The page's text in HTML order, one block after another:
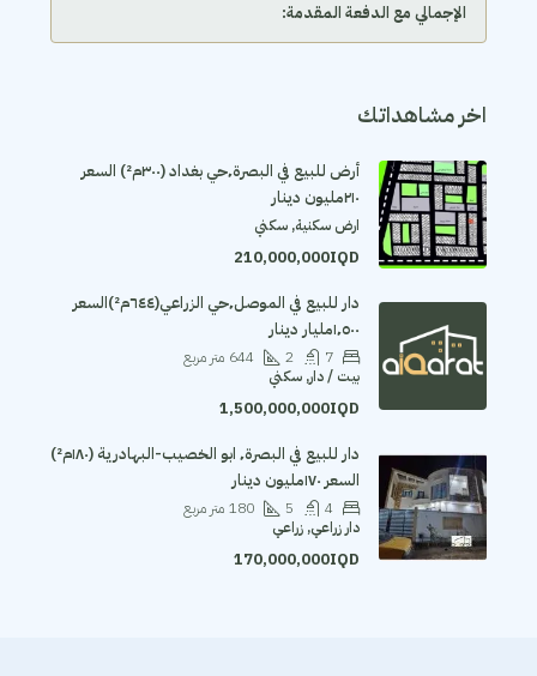
الإجمالي مع الدفعة المقدمة:
اخر مشاهداتك
أرض للبيع في البصرة٬حي بغداد (٣٠٠م²) السعر
٢١٠مليون دينار
ارض سكنية, سكني
210,000,000IQD
دار للبيع في الموصل٬حي الزراعي(٦٤٤م²)السعر
١٬٥٠٠مليار دينار
7
2
644 متر مربع
بيت / دار, سكني
1,500,000,000IQD
دار للبيع في البصرة٬ ابو الخصيب-البهادرية (١٨٠م²)
السعر ١٧٠مليون دينار
4
5
180 متر مربع
دار زراعي, زراعي
170,000,000IQD